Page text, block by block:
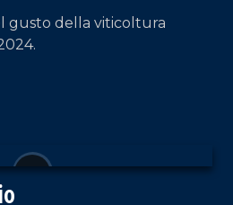
gusto della viticoltura